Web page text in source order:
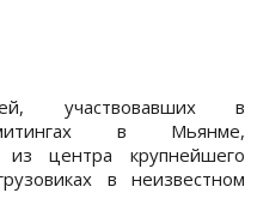
участвовавших в
митингах в Мьянме,
центра крупнейшего
в неизвестном